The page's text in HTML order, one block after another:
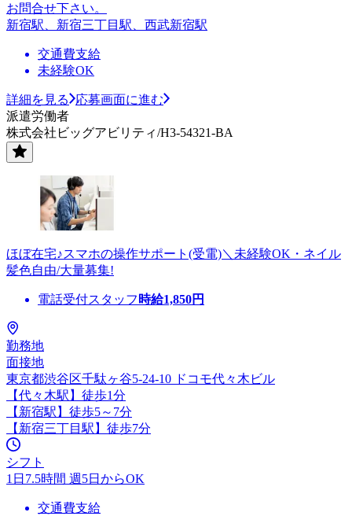
お問合せ下さい。
新宿駅、新宿三丁目駅、西武新宿駅
交通費支給
未経験OK
詳細を見る
応募画面に進む
派遣労働者
株式会社ビッグアビリティ/H3-54321-BA
ほぼ在宅♪スマホの操作サポート(受電)＼未経験OK・ネイル
髪色自由/大量募集!
電話受付スタッフ 時給1,850円
勤務地
面接地
東京都渋谷区千駄ヶ谷5-24-10 ドコモ代々木ビル
【代々木駅】徒歩1分
【新宿駅】徒歩5～7分
【新宿三丁目駅】徒歩7分
シフト
1日7.5時間 週5日からOK
交通費支給